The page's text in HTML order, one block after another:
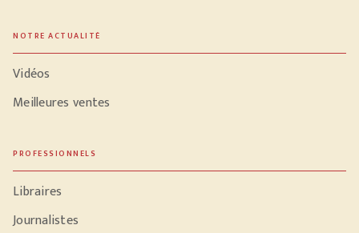
NOTRE ACTUALITÉ
Vidéos
Meilleures ventes
PROFESSIONNELS
Libraires
Journalistes